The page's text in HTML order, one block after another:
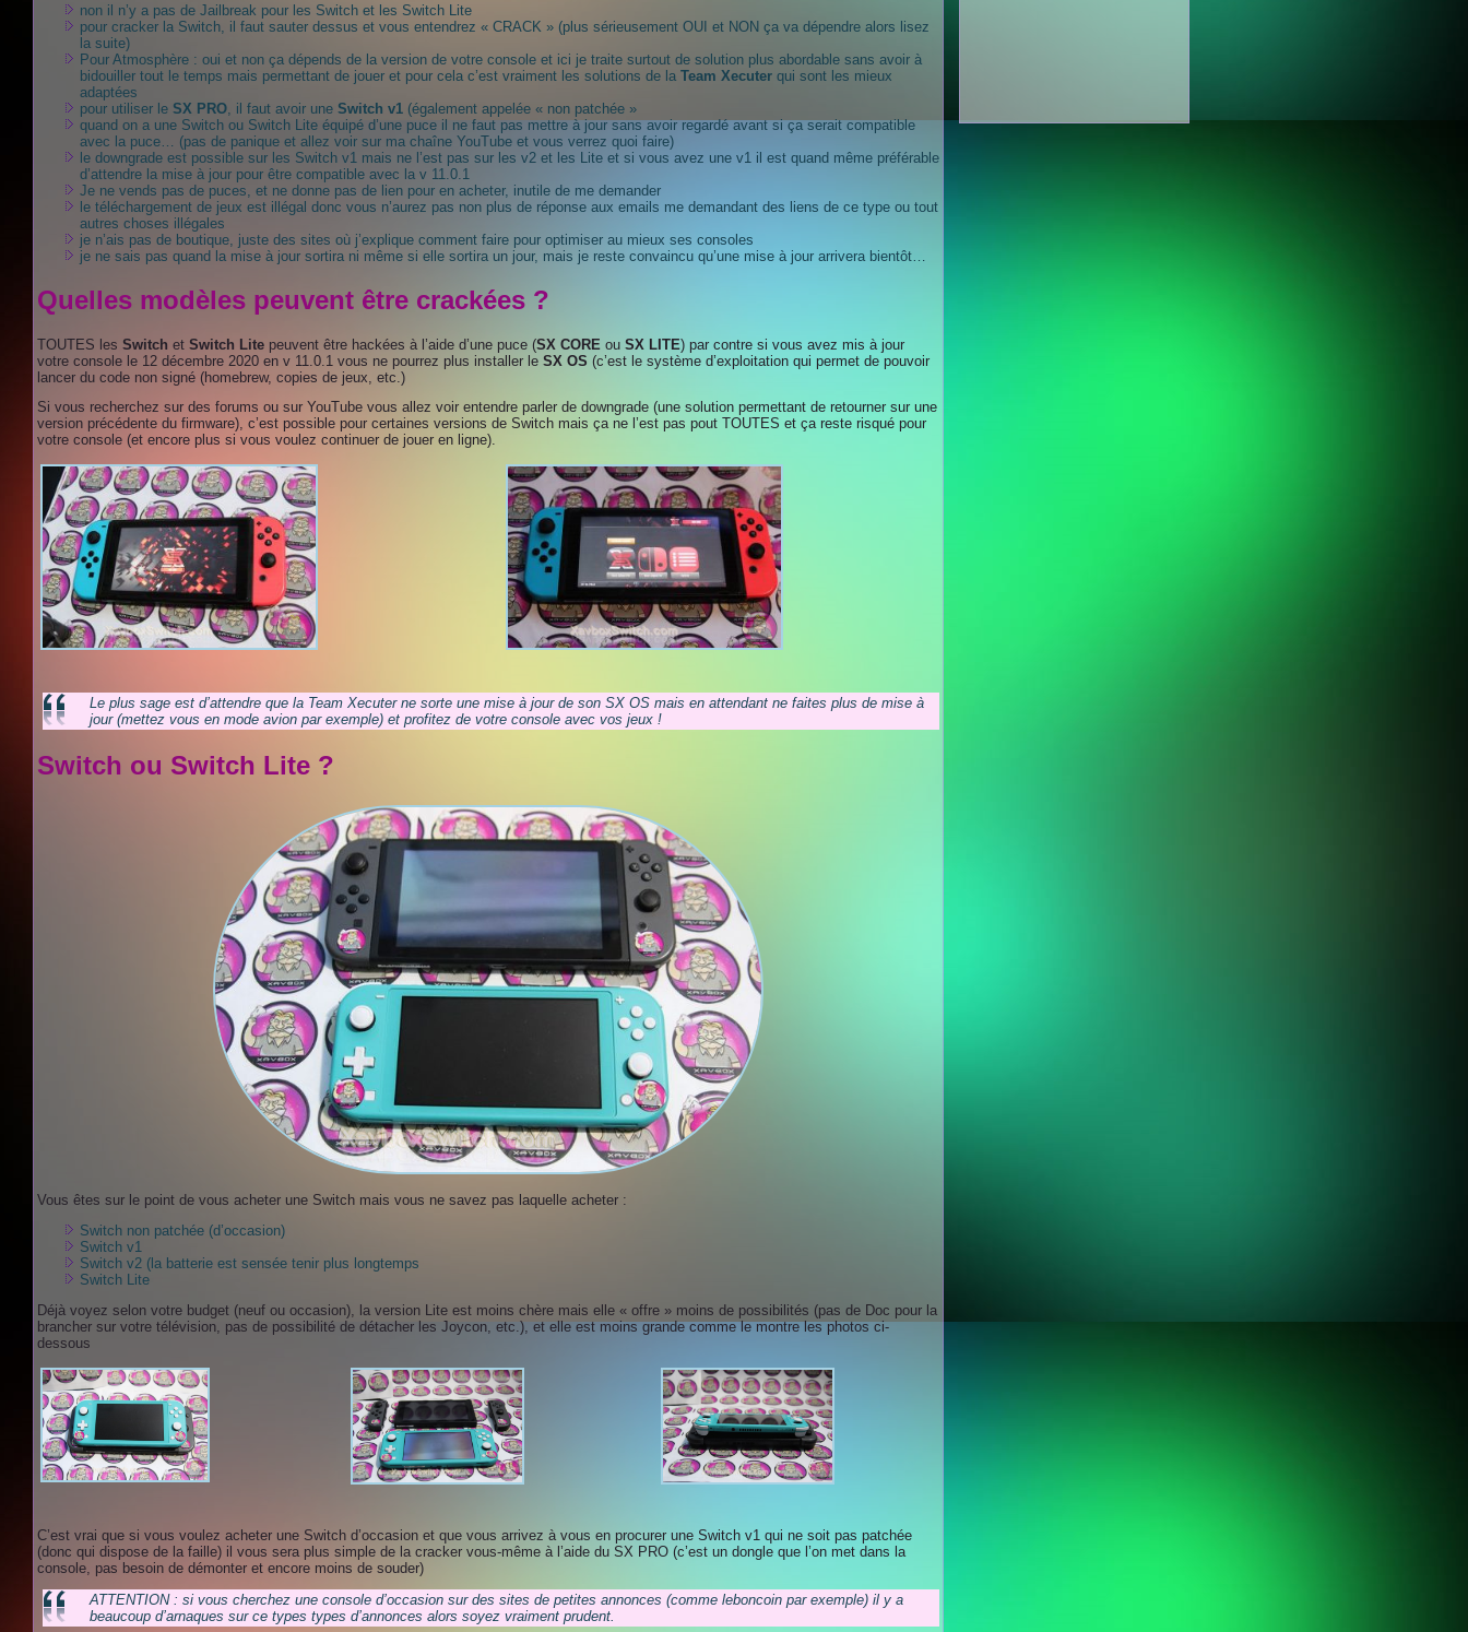
non il n’y a pas de Jailbreak pour les Switch et les Switch Lite
pour cracker la Switch, il faut sauter dessus et vous entendrez « CRACK » (plus sérieusement OUI et NON ça va dépendre alors lisez
la suite)
Pour Atmosphère : oui et non ça dépends de la version de votre console et ici je traite surtout de solution plus abordable sans avoir à
bidouiller tout le temps mais permettant de jouer et pour cela c’est vraiment les solutions de la Team Xecuter qui sont les mieux
adaptées
pour utiliser le SX PRO , il faut avoir une Switch v1 (également appelée « non patchée »
quand on a une Switch ou Switch Lite équipé d’une puce il ne faut pas mettre à jour sans avoir regardé avant si ça serait compatible
avec la puce… (pas de panique et allez voir sur ma chaîne YouTube et vous verrez quoi faire)
le downgrade est possible sur les Switch v1 mais ne l’est pas sur les v2 et les Lite et si vous avez une v1 il est quand même préférable
d’attendre la mise à jour pour être compatible avec la v 11.0.1
Je ne vends pas de puces, et ne donne pas de lien pour en acheter, inutile de me demander
le téléchargement de jeux est illégal donc vous n’aurez pas non plus de réponse aux emails me demandant des liens de ce type ou tout
autres choses illégales
je n’ais pas de boutique, juste des sites où j’explique comment faire pour optimiser au mieux ses consoles
je ne sais pas quand la mise à jour sortira ni même si elle sortira un jour, mais je reste convaincu qu’une mise à jour arrivera bientôt…
Quelles modèles peuvent être crackées ?
TOUTES les Switch et Switch Lite peuvent être hackées à l’aide d’une puce (SX CORE ou SX LITE) par contre si vous avez mis à jour
votre console le 12 décembre 2020 en v 11.0.1 vous ne pourrez plus installer le SX OS (c’est le système d’exploitation qui permet de pouvoir
lancer du code non signé (homebrew, copies de jeux, etc.)
Si vous recherchez sur des forums ou sur YouTube vous allez voir entendre parler de downgrade (une solution permettant de retourner sur une
version précédente du firmware), c’est possible pour certaines versions de Switch mais ça ne l’est pas pout TOUTES et ça reste risqué pour
votre console (et encore plus si vous voulez continuer de jouer en ligne).
Le plus sage est d’attendre que la Team Xecuter ne sorte une mise à jour de son SX OS mais en attendant ne faites plus de mise à
jour (mettez vous en mode avion par exemple) et profitez de votre console avec vos jeux !
Switch ou Switch Lite ?
Vous êtes sur le point de vous acheter une Switch mais vous ne savez pas laquelle acheter :
Switch non patchée (d’occasion)
Switch v1
Switch v2 (la batterie est sensée tenir plus longtemps
Switch Lite
Déjà voyez selon votre budget (neuf ou occasion), la version Lite est moins chère mais elle « offre » moins de possibilités (pas de Doc pour la
brancher sur votre télévision, pas de possibilité de détacher les Joycon, etc.), et elle est moins grande comme le montre les photos ci-
dessous
C’est vrai que si vous voulez acheter une Switch d’occasion et que vous arrivez à vous en procurer une Switch v1 qui ne soit pas patchée
(donc qui dispose de la faille) il vous sera plus simple de la cracker vous-même à l’aide du SX PRO (c’est un dongle que l’on met dans la
console, pas besoin de démonter et encore moins de souder)
ATTENTION : si vous cherchez une console d’occasion sur des sites de petites annonces (comme leboncoin par exemple) il y a
beaucoup d’arnaques sur ce types types d’annonces alors soyez vraiment prudent.